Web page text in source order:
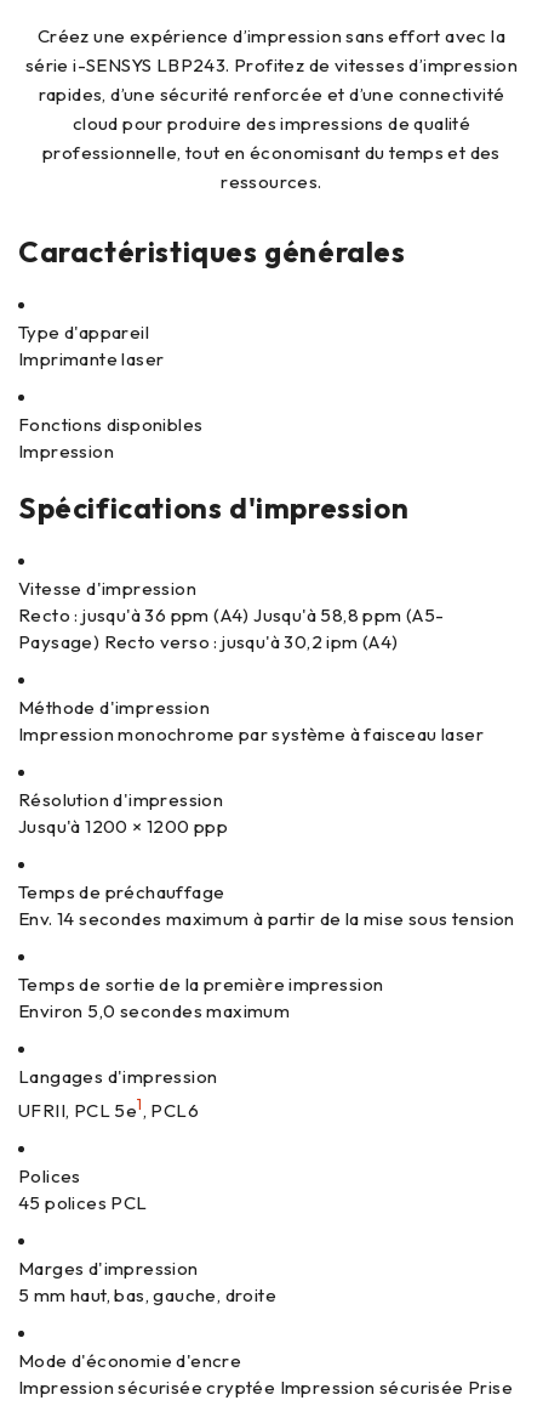
Créez une expérience d’impression sans effort avec la
série i-SENSYS LBP243. Profitez de vitesses d’impression
rapides, d’une sécurité renforcée et d’une connectivité
cloud pour produire des impressions de qualité
professionnelle, tout en économisant du temps et des
ressources.
Caractéristiques générales
Type d'appareil
Imprimante laser
Fonctions disponibles
Impression
Spécifications d'impression
Vitesse d'impression
Recto : jusqu'à 36 ppm (A4) Jusqu'à 58,8 ppm (A5-
Paysage) Recto verso : jusqu'à 30,2 ipm (A4)
Méthode d'impression
Impression monochrome par système à faisceau laser
Résolution d'impression
Jusqu'à 1200 × 1200 ppp
Temps de préchauffage
Env. 14 secondes maximum à partir de la mise sous tension
Temps de sortie de la première impression
Environ 5,0 secondes maximum
Langages d'impression
UFRII, PCL 5e1, PCL6
Polices
45 polices PCL
Marges d'impression
5 mm haut, bas, gauche, droite
Mode d'économie d'encre
Impression sécurisée cryptée Impression sécurisée Prise